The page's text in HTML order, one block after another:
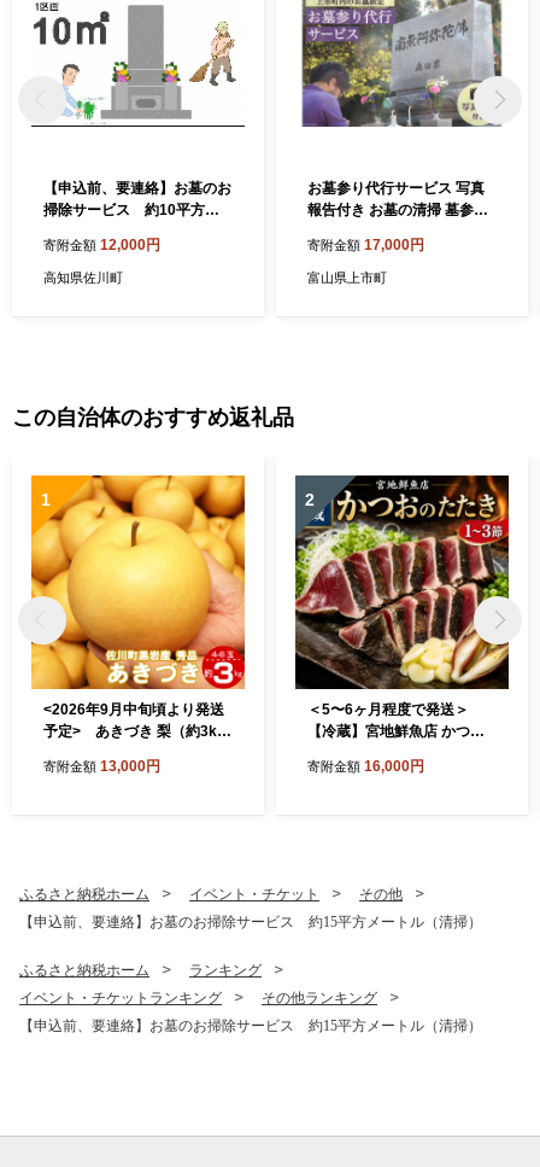
【申込前、要連絡】お墓のお
掃除サービス 約10平方メ
寄附金額 12,000円
高知県佐川町
お墓参り代行サービス 写真
報告付き お墓の清掃 墓参り
定・申込前にご連絡くださ
い》/ 杉本工業所 / 富山県 上
寄附金額 17,000円
富山県上市町
この自治体のおすすめ返礼品
1
<2026年9月中旬頃より発送
予定> あきづき 梨（約3kg
町 黒岩
寄附金額 13,000円
2
＜5〜6ヶ月程度で発送＞
【冷蔵】宮地鮮魚店 かつお
00g） 鰹 カツオ タタキ ※
寄附金額 16,000円
ふるさと納税ホーム イベント・チケット
その他
【申込前、要連絡】お墓のお掃除サービス 約15平方メートル（清掃）
ふるさと納税ホーム
ランキング
イベント・チケットランキング
その他ランキング
【申込前、要連絡】お墓のお掃除サービス 約15平方メートル（清掃）